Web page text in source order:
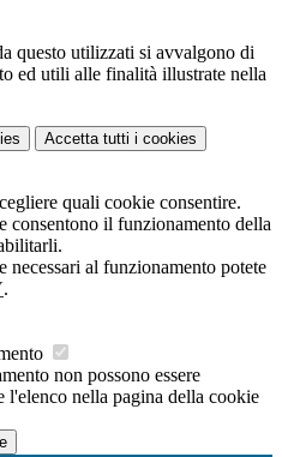
questo utilizzati si avvalgono di
ed utili alle finalità illustrate nella
Accetta tutti i cookies
quali cookie consentire.
consentono il funzionamento della
necessari al funzionamento potete
.
non possono essere
l'elenco nella pagina della cookie